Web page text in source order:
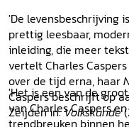
'De levensbeschrijving
prettig leesbaar,
inleiding, die meer
vertelt Charles
over de tijd erna, haar
Caspers beschrijft op
Zeijden in:Volkskunde
'Het is een van de
van Charles Caspers
trendbreuken binnen